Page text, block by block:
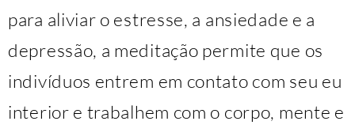
para aliviar o estresse, a ansiedade e a
depressão, a meditação permite que os
indivíduos entrem em contato com seu eu
interior e trabalhem com o corpo, mente e